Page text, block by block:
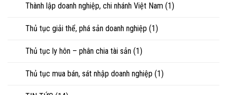
Thành lập doanh nghiệp, chi nhánh Việt Nam (1)
Thủ tục giải thể, phá sản doanh nghiệp (1)
Thủ tục ly hôn – phân chia tài sản (1)
Thủ tục mua bán, sát nhập doanh nghiệp (1)